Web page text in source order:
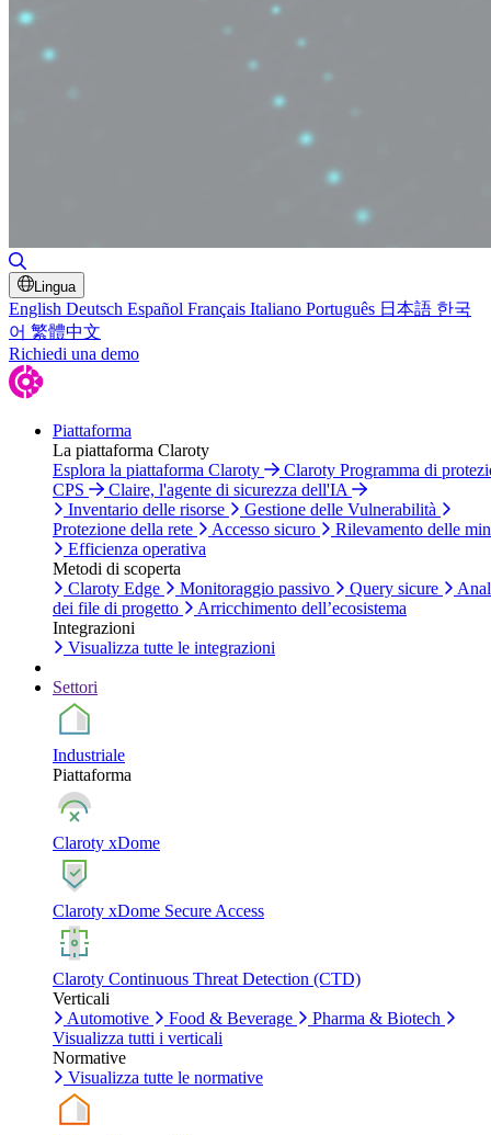
Lingua
English Deutsch Español Français Italiano Português 日本語 한국
어 繁體中文
Richiedi una demo
Piattaforma
La piattaforma Claroty
Esplora la piattaforma Claroty
Claroty Programma di
CPS
Claire, l'agente di sicurezza dell'IA
Inventario delle risorse
Gestione delle Vulnerabilità
Protezione della rete
Accesso sicuro
Rilevamento delle
Efficienza operativa
Metodi di scoperta
Claroty Edge
Monitoraggio passivo Query sicure
dei file di progetto
Arricchimento dell’ecosistema
Integrazioni
Visualizza tutte le integrazioni
Settori
Industriale
Piattaforma
Claroty xDome
Claroty xDome Secure Access
Claroty Continuous Threat Detection (CTD)
Verticali
Automotive
Food & Beverage
Pharma & Biotech
Visualizza tutti i verticali
Normative
Visualizza tutte le normative